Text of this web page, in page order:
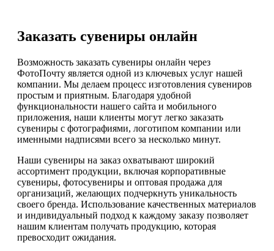
Заказать сувениры онлайн
Возможность заказать сувениры онлайн через
ФотоПочту является одной из ключевых услуг нашей
компании. Мы делаем процесс изготовления сувениров
простым и приятным. Благодаря удобной
функциональности нашего сайта и мобильного
приложения, наши клиенты могут легко заказать
сувениры с фотографиями, логотипом компании или
именными надписями всего за несколько минут.
Наши сувениры на заказ охватывают широкий
ассортимент продукции, включая корпоративные
сувениры, фотосувениры и оптовая продажа для
организаций, желающих подчеркнуть уникальность
своего бренда. Использование качественных материалов
и индивидуальный подход к каждому заказу позволяет
нашим клиентам получать продукцию, которая
превосходит ожидания.